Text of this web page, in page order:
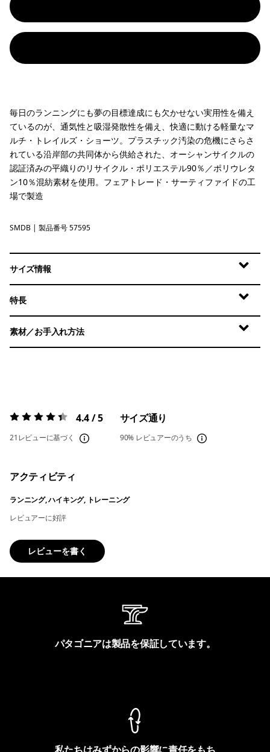
毎日のランニングにも夢の目標達成にも欠かせない実用性を備え
ているのが、通気性と吸湿発散性を備え、快適に動ける軽量なマ
ルチ・トレイルズ・ショーツ。プラスチック汚染の危機にさらさ
れている沿岸部の共同体から供給された、オーシャンサイクルの
認証済みの平織りのリサイクル・ポリエステル90％／ポリウレタ
ン10％混紡素材を使用。フェアトレード・サーティファイドの工
場で製造
Smolder Blue
SMDB | 製品番号 57595
サイズ情報
特長
素材／お手入れ方法
評価:4.4 / 5 4.4 / 5
21レビューに基づく
サイズ通り
90% レビュアーのうち
アクティビティ
ランニング, ハイキング, トレーニング
レビュアーに好評
レビューを書く
パタゴニアは製品を保証しています。